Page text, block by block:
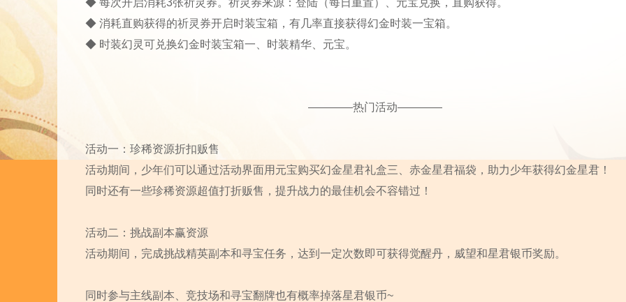
◆ 每次开启消耗3张祈灵券。祈灵券来源：登陆（每日重置）、元宝兑换，直购获得。
◆ 消耗直购获得的祈灵券开启时装宝箱，有几率直接获得幻金时装一宝箱。
◆ 时装幻灵可兑换幻金时装宝箱一、时装精华、元宝。
————热门活动————
活动一：珍稀资源折扣贩售
活动期间，少年们可以通过活动界面用元宝购买幻金星君礼盒三、赤金星君福袋，助力少年获得幻金星君！
同时还有一些珍稀资源超值打折贩售，提升战力的最佳机会不容错过！
活动二：挑战副本赢资源
活动期间，完成挑战精英副本和寻宝任务，达到一定次数即可获得觉醒丹，威望和星君银币奖励。
同时参与主线副本、竞技场和寻宝翻牌也有概率掉落星君银币~